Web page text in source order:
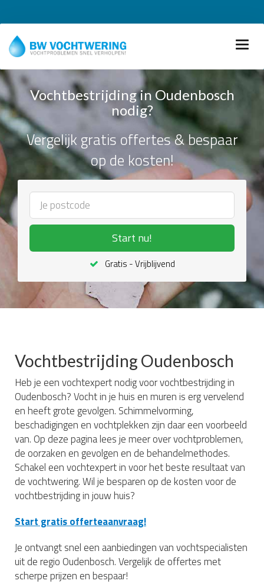
Vochtbestrijding in Oudenbosch
nodig?
Vergelijk gratis offertes & bespaar
op de kosten!
Start nu!
Gratis - Vrijblijvend
Vochtbestrijding Oudenbosch
Heb je een vochtexpert nodig voor vochtbestrijding in
Oudenbosch? Vocht in je huis en muren is erg vervelend
en heeft grote gevolgen. Schimmelvorming,
beschadigingen en vochtplekken zijn daar een voorbeeld
van. Op deze pagina lees je meer over vochtproblemen,
de oorzaken en gevolgen en de behandelmethodes.
Schakel een vochtexpert in voor het beste resultaat van
de vochtwering. Wil je besparen op de kosten voor de
vochtbestrijding in jouw huis?
Start gratis offerteaanvraag!
Je ontvangt snel een aanbiedingen van vochtspecialisten
uit de regio Oudenbosch. Vergelijk de offertes met
scherpe prijzen en bespaar!